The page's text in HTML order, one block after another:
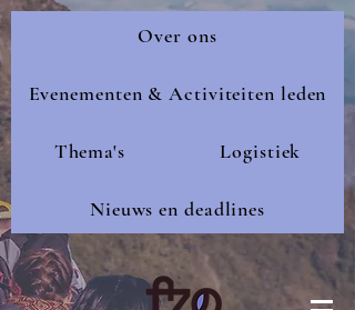
Over ons
Evenementen & Activiteiten leden
Thema's Logistiek
Nieuws en deadlines